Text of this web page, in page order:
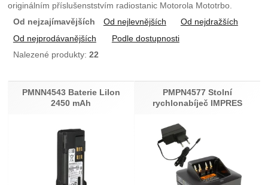
originálním příslušenststvím radiostanic Motorola Mototrbo.
Od nejzajímavějších
Od nejlevnějších
Od nejdražších
Od nejprodávanějších
Podle dostupnosti
Nalezené produkty: 22
Produkty
PMNN4543 Baterie LiIon
2450 mAh
PMPN4577 Stolní
rychlonabíječ IMPRES